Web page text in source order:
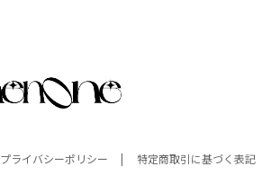
プライバシーポリシー 特定商取引に基づく表記